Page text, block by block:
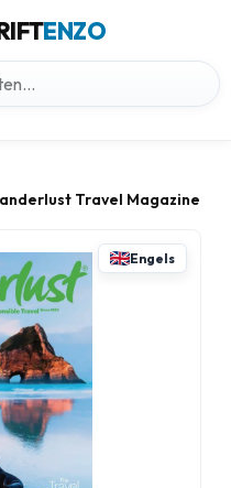
ENZO
Travel Magazine
Engels